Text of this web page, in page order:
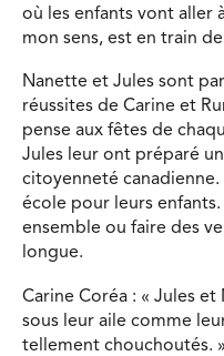
où les enfants vont aller
mon sens, est en train
Nanette et Jules sont
réussites de Carine et
pense aux fêtes de
Jules leur ont préparé
citoyenneté
école pour leurs
ensemble ou faire des
longue.
Carine Coréa : « Jules
sous leur aile comme
tellement chouchoutés. »